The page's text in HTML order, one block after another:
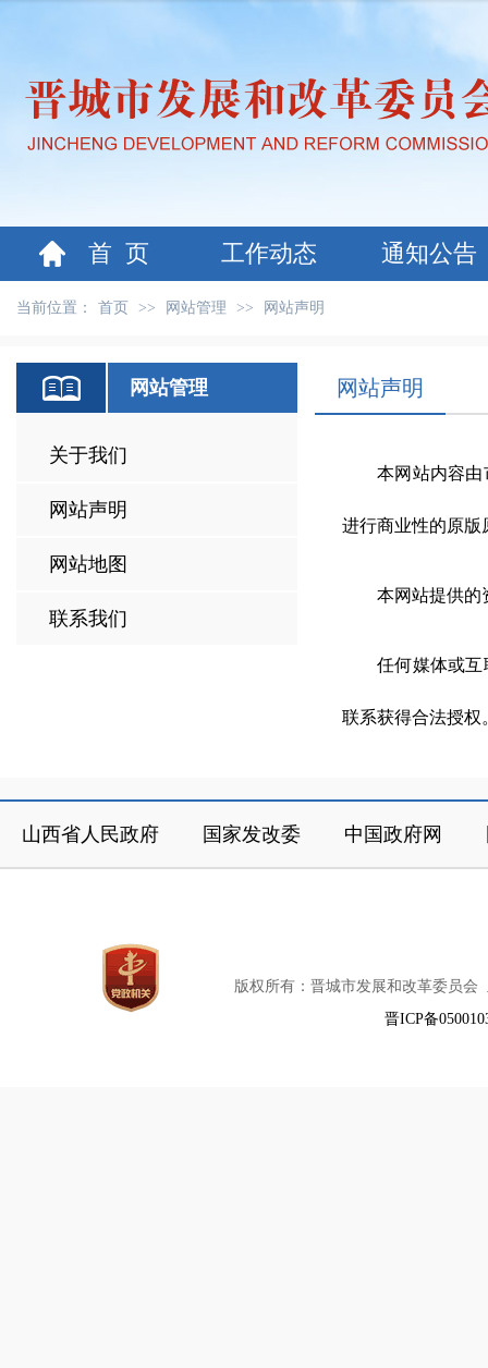
首 页 工作动态 通知公告
当前位置： 首页 >> 网站管理 >> 网站声明
网站管理
关于我们
网站声明
网站地图
联系我们
网站声明
本网站内容
进行商业性的原版
本网站提供的
任何媒体或
联系获得合法授权
山西省人民政府 国家发改委 中国政府网
版权所有：晋城市发展和改革委员会
晋ICP备